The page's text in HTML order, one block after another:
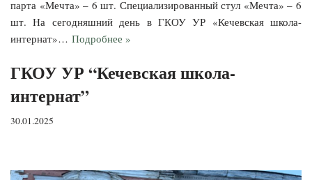
парта «Мечта» – 6 шт. Специализированный стул «Мечта» – 6
шт. На сегодняшний день в ГКОУ УР «Кечевская школа-
интернат»… Подробнее »
ГКОУ УР “Кечевская школа-
интернат”
30.01.2025